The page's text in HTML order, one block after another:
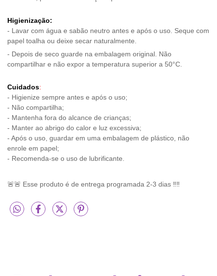
Higienização:
- Lavar com água e sabão neutro antes e após o uso. Seque com
papel toalha ou deixe secar naturalmente.
- Depois de seco guarde na embalagem original. Não
compartilhar e não expor a temperatura superior a 50°C.
Cuidados:
- Higienize sempre antes e após o uso;
- Não compartilha;
- Mantenha fora do alcance de crianças;
- Manter ao abrigo do calor e luz excessiva;
- Após o uso, guardar em uma embalagem de plástico, não
enrole em papel;
- Recomenda-se o uso de lubrificante.
🚨🚨 Esse produto é de entrega programada 2-3 dias ‼️‼️